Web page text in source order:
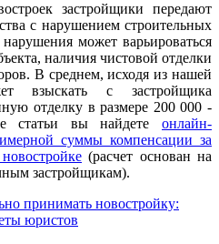
застройщики передают
с нарушением строительных
может варьироваться
наличия чистовой отделки
В среднем, исходя из нашей
взыскать с застройщика
отделку в размере 200 000 -
статьи вы найдете онлайн-
суммы компенсации за
(расчет основан на
застройщикам).
принимать новостройку:
юристов